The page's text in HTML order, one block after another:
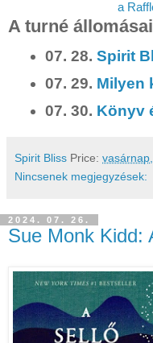
a
A turné állomásai
07. 28.Spirit
07. 29. Milyen
07. 30. Könyv
Spirit Bliss Price:
Nincsenek megjegyzések:
2024. 07. 26.
Sue Monk Kidd: